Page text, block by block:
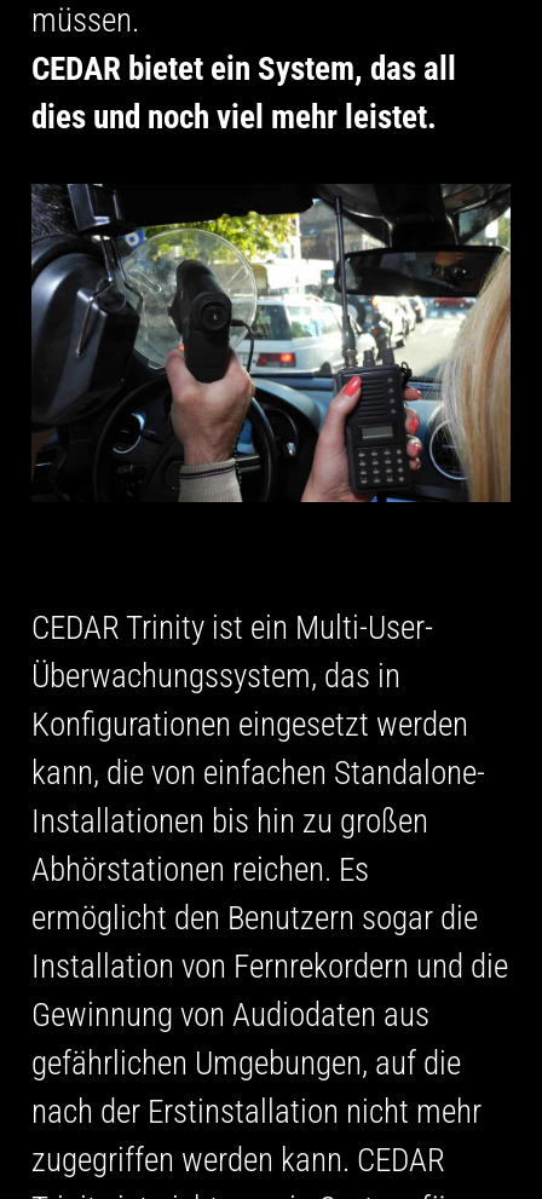
müssen.
CEDAR bietet ein System, das all
dies und noch viel mehr leistet.
CEDAR Trinity ist ein Multi-User-
Überwachungssystem, das in
Konfigurationen eingesetzt werden
kann, die von einfachen Standalone-
Installationen bis hin zu großen
Abhörstationen reichen. Es
ermöglicht den Benutzern sogar die
Installation von Fernrekordern und die
Gewinnung von Audiodaten aus
gefährlichen Umgebungen, auf die
nach der Erstinstallation nicht mehr
zugegriffen werden kann. CEDAR